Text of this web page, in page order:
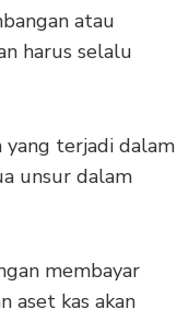
atau
harus selalu
yang terjadi dalam
unsur dalam
membayar
aset kas akan